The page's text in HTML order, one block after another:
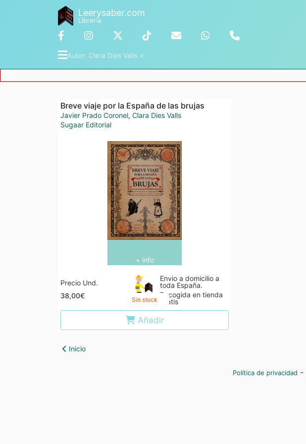
Leerysaber.com
Librería
Autor: Clara Dies Valls ×
Breve viaje por la España de las brujas
Javier Prado Coronel, Clara Dies Valls
Sugaar Editorial
+ info
Precio Und.
38,00€
Envio a domicilio a
toda España.
Recogida en tienda
gratis
Sin stock
Añadir
Inicio
Política de privacidad -